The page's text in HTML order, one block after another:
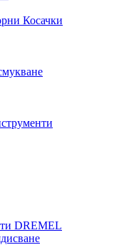
Косачки
DREMEL